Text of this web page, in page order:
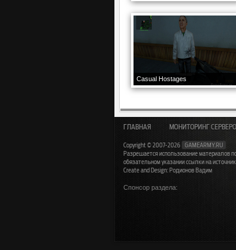
Casual Hostages
ГЛАВНАЯ МОНИТОРИНГ
Copyright © 2007-2026
GAMEARMY.RU
Разрешается использование материалов
обязательном указании ссылки на источник
Create and Design: Родионов Вадим
Спонсор раздела: